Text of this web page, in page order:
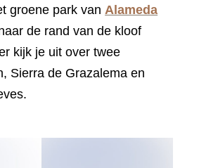
groene park vanAlameda
de rand van de kloof
kijk je uit over twee
Sierra de Grazalema en